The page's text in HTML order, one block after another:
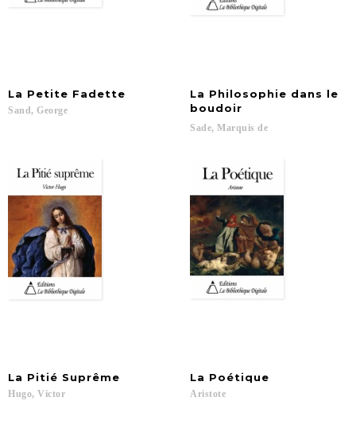
La Petite Fadette
Sand, George
La Philosophie dans le
boudoir
Sade, Marquis de
La Pitié Suprême
Hugo, Victor
La Poétique
Aristote